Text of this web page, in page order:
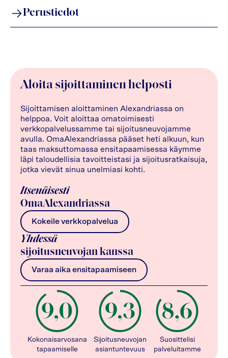
Perustiedot
Aloita sijoittaminen helposti
Sijoittamisen aloittaminen Alexandriassa on
helppoa. Voit aloittaa omatoimisesti
verkkopalvelussamme tai sijoitusneuvojamme
avulla. OmaAlexandriassa pääset heti alkuun, kun
taas maksuttomassa ensitapaamisessa käymme
läpi taloudellisia tavoitteistasi ja sijoitusratkaisuja,
jotka vievät sinua unelmiasi kohti.
Itsenäisesti
OmaAlexandriassa
Kokeile verkkopalvelua
Yhdessä
sijoitusneuvojan kanssa
Varaa aika ensitapaamiseen
Kokonaisarvosana
tapaamiselle
Sijoitusneuvojan
asiantuntevuus
Suosittelisi
palveluitamme